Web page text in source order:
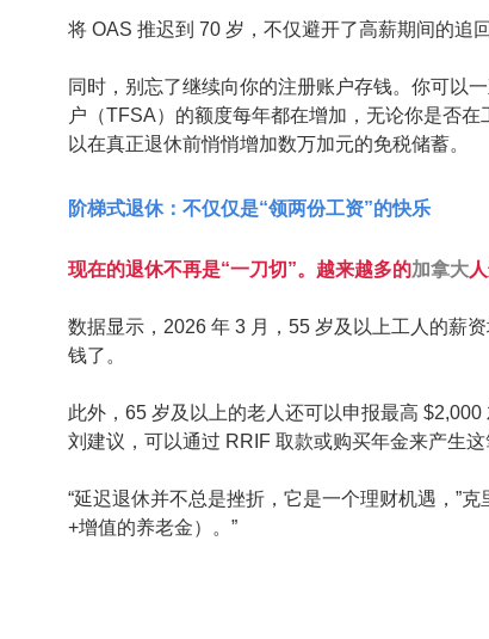
将 OAS 推迟到 70 岁，不仅避开了高薪期间的追
同时，别忘了继续向你的注册账户存钱。你可以
户（TFSA）的额度每年都在增加，无论你是否
以在真正退休前悄悄增加数万加元的免税储蓄。
阶梯式退休：不仅仅是“领两份工资”的快乐
现在的退休不再是“一刀切”。越来越多的加拿大
数据显示，2026 年 3 月，55 岁及以上工人的薪
钱了。
此外，65 岁及以上的老人还可以申报最高
刘建议，可以通过 RRIF 取款或购买年金来产生
“延迟退休并不总是挫折，它是一个理财机遇，”
+增值的养老金）。”